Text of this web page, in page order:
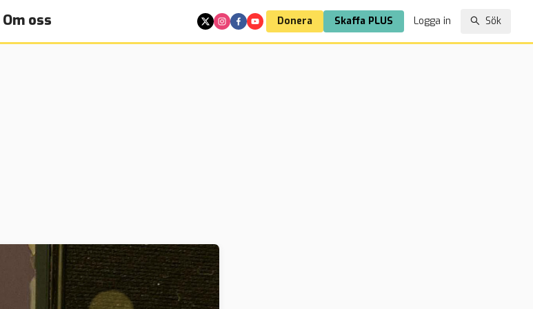
Om oss Donera Skaffa PLUS Logga in Sök